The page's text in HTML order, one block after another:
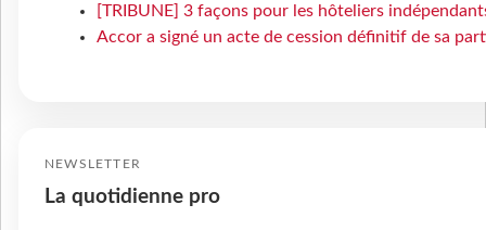
[TRIBUNE] 3 façons pour les hôteliers
Accor a signé un acte de cession définitif de sa
NEWSLETTER
La quotidienne pro